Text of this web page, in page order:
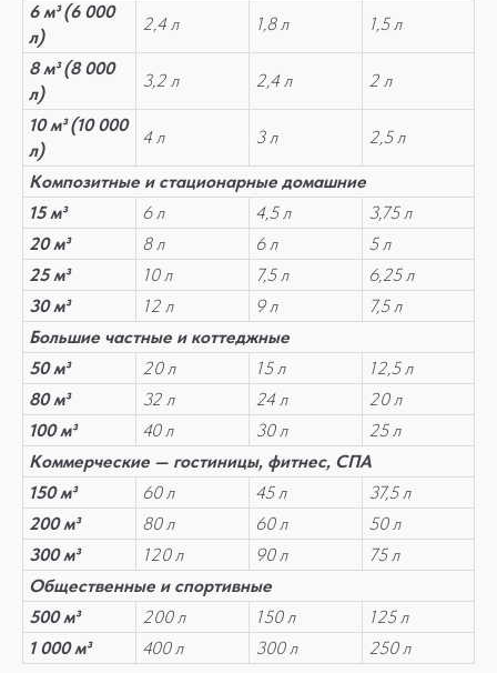
6 м³ (6 000
л)
2,4 л 1,8 л 1,5 л
8 м³ (8 000
л)
3,2 л 2,4 л 2 л
10 м³ (10 000
л)
4 л 3 л 2,5 л
Композитные и стационарные домашние
15 м³
6 л 4,5 л
3,75 л
20 м³
8 л 6 л
5 л
25 м³
10 л 7,5 л
6,25 л
30 м³
12 л 9 л
7,5 л
Большие частные и коттеджные
50 м³
20 л 15 л
12,5 л
80 м³
32 л 24 л
20 л
100 м³
40 л 30 л
25 л
Коммерческие — гостиницы, фитнес, СПА
150 м³
60 л 45 л
37,5 л
200 м³
80 л 60 л
50 л
300 м³
120 л 90 л
75 л
Общественные и спортивные
500 м³
200 л 150 л
125 л
1 000 м³
400 л 300 л 250 л